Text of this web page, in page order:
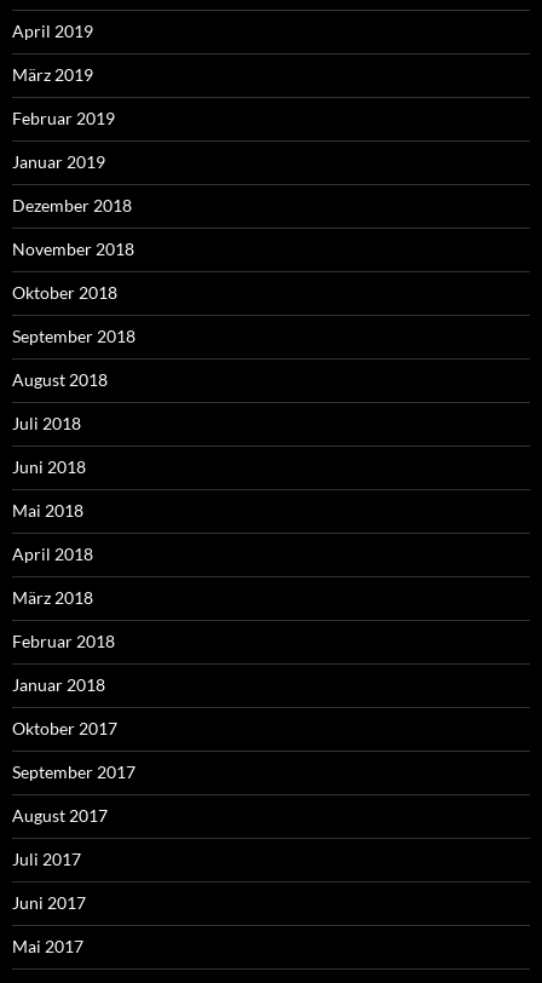
April 2019
März 2019
Februar 2019
Januar 2019
Dezember 2018
November 2018
Oktober 2018
September 2018
August 2018
Juli 2018
Juni 2018
Mai 2018
April 2018
März 2018
Februar 2018
Januar 2018
Oktober 2017
September 2017
August 2017
Juli 2017
Juni 2017
Mai 2017